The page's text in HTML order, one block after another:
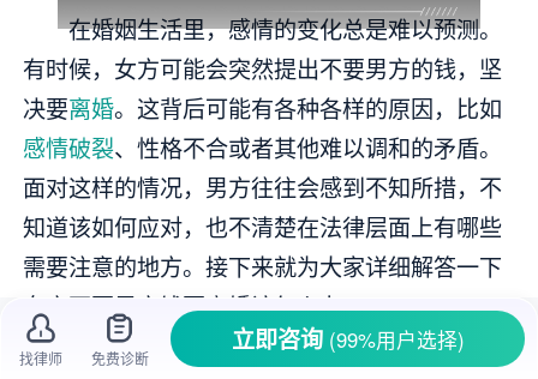
在婚姻生活里，感情的变化总是难以预测。
有时候，女方可能会突然提出不要男方的钱，坚
决要离婚。这背后可能有各种各样的原因，比如
感情破裂、性格不合或者其他难以调和的矛盾。
面对这样的情况，男方往往会感到不知所措，不
知道该如何应对，也不清楚在法律层面上有哪些
需要注意的地方。接下来就为大家详细解答一下
女方不要男方钱要离婚该怎么办。
找律师 免费诊断
立即咨询 (99%用户选择)